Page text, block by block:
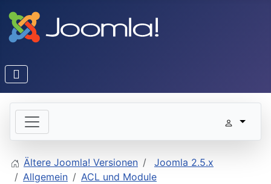
Ältere Joomla! Versionen
Joomla 2.5.x
Allgemein
ACL und Module